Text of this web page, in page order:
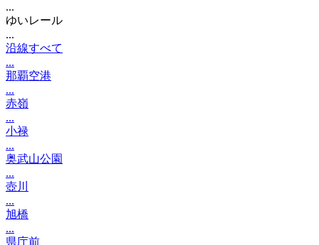
...
ゆいレール
...
沿線すべて
...
那覇空港
...
赤嶺
...
小禄
...
奥武山公園
...
壺川
...
旭橋
...
県庁前